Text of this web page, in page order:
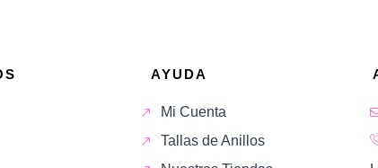
AYUDA
Mi Cuenta
Tallas de Anillos